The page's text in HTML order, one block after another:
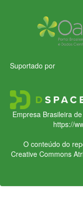
Suportado por
Empresa Brasileira
https://
O conteúdo do
Creative Commons